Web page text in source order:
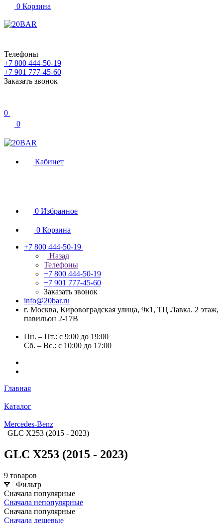
0 Корзина
Телефоны
+7 800 444-50-19
+7 901 777-45-60
Заказать звонок
0
0
Кабинет
0 Избранное
0 Корзина
+7 800 444-50-19
Назад
Телефоны
+7 800 444-50-19
+7 901 777-45-60
Заказать звонок
info@20bar.ru
г. Москва, Кировоградская улица, 9к1, ТЦ Лавка. 2 этаж,
павильон 2-17В
Пн. – Пт.: с 9:00 до 19:00
Сб. – Вс.: с 10:00 до 17:00
Главная
Каталог
Mercedes-Benz
GLC X253 (2015 - 2023)
GLC X253 (2015 - 2023)
9 товаров
Фильтр
Сначала популярные
Сначала непопулярные
Сначала популярные
Сначала дешевые